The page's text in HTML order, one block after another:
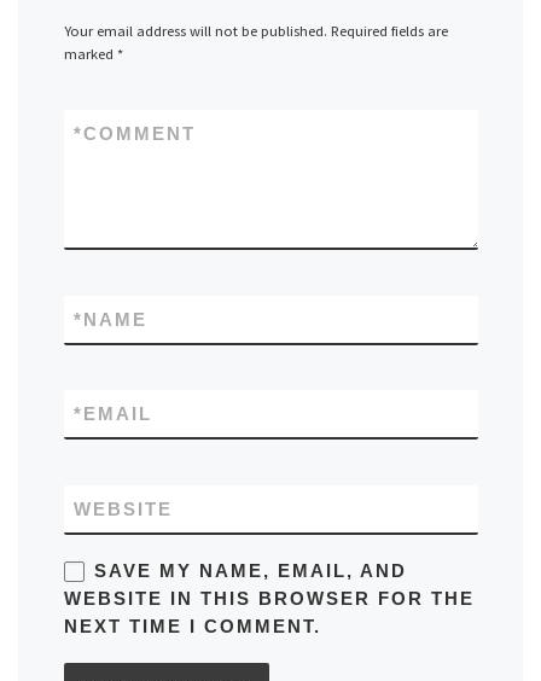
Your email address will not be published. Required fields are
marked *
COMMENT
*
NAME
*
EMAIL
*
WEBSITE
SAVE MY NAME, EMAIL, AND
WEBSITE IN THIS BROWSER FOR THE
NEXT TIME I COMMENT.